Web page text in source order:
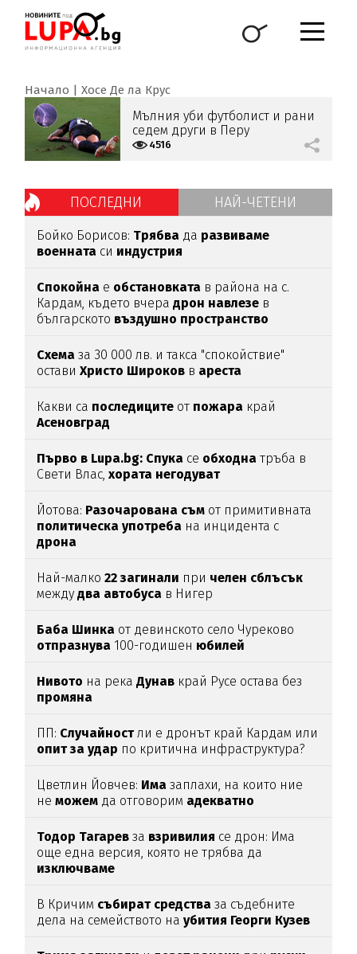
Начало Хосе Де ла Крус
Мълния уби футболист и рани
седем други в Перу
4516
ПОСЛЕДНИ НАЙ-ЧЕТЕНИ
Бойко Борисов: Трябва да развиваме
военната си индустрия
Спокойна е обстановката в района на с.
Кардам, където вчерадрон навлезе в
българското въздушно пространство
Схема за 30 000 лв. и такса "спокойствие"
оставиХристо Широков в ареста
Какви са последиците от пожара край
Асеновград
Първо в Lupa.bg: Спука се обходна тръба в
Свети Влас,хората негодуват
Йотова: Разочарована съм от примитивната
политическа употреба на инцидента с
дрона
Най-малко22 загинали при челен сблъсък
междудва автобуса в Нигер
Баба Шинка от девинското село Чуреково
отпразнува 100-годишен юбилей
Нивото на рекаДунав край Русе остава без
промяна
ПП: Случайностли е дронът край Кардам или
опит за удар по критична инфраструктура?
Цветлин Йовчев: Има заплахи, на които ние
неможем да отговорим адекватно
Тодор Тагарев за взривилия се дрон: Има
още една версия, която не трябва да
изключваме
В Кричим събират средства за съдебните
дела на семейството наубития Георги Кузев